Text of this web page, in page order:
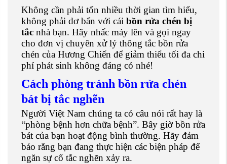
Không cần phải tốn nhiều thời gian tìm hiểu,
không phải dơ bẩn với cái bồn rửa chén bị
tắc nhà bạn. Hãy nhấc máy lên và gọi ngay
cho đơn vị chuyên xử lý thông tắc bồn rửa
chén của Hương Chiến để giảm thiểu tối đa chi
phí phát sinh không đáng có nhé!
Cách phòng tránh bồn rửa chén
bát bị tắc nghẽn
Người Việt Nam chúng ta có câu nói rất hay là
“phòng bệnh hơn chữa bệnh”. Bây giờ bồn rửa
bát của bạn hoạt động bình thường. Hãy đảm
bảo rằng bạn đang thực hiện các biện pháp để
ngăn sự cố tắc nghẽn xảy ra.